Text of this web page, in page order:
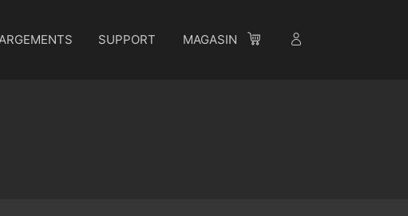
SUPPORT MAGASIN